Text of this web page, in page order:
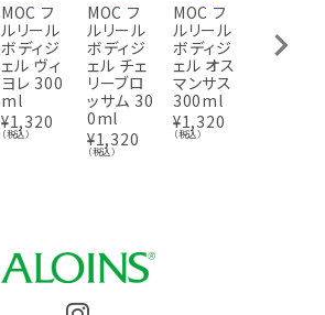
MOC フ
ルリール
ボディジ
ェル ヴィ
ヨレ 300
ml
¥1,320
（税込）
MOC フ
ルリール
ボディジ
ェル チェ
リーブロ
ッサム 30
0ml
¥1,320
（税込）
MOC フ
ルリール
ボディジ
ェル オス
マンサス
300ml
¥1,320
（税込）
ディソル
ベ SC 15